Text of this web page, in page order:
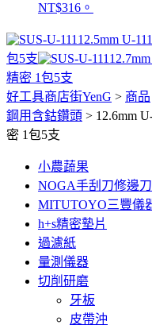
NT$316。
12.5mm U-
包5支
精密 1包5支
好工具商店街YenG > 商品
鋼用含鈷鑽頭 > 12.6mm
密 1包5支
小農蔬果
NOGA手刮刀修邊刀
MITUTOYO三豐儀
h+s精密墊片
過濾紙
量測儀器
切削研磨
牙板
皮帶沖